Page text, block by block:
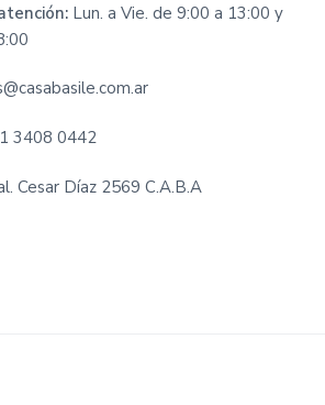
Lun. a Vie. de 9:00 a 13:00 y
3408 0442
Cesar Díaz 2569 C.A.B.A